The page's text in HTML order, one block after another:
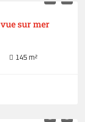
sur mer
145 m²